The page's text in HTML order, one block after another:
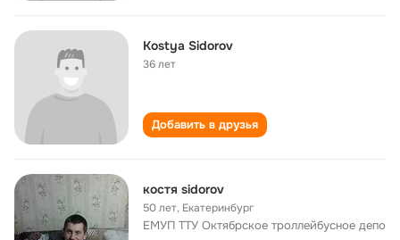
Kostya Sidorov
36 лет
Добавить в друзья
костя sidorov
50 лет, Екатеринбург
ЕМУП ТТУ Октябрское троллейбусное депо